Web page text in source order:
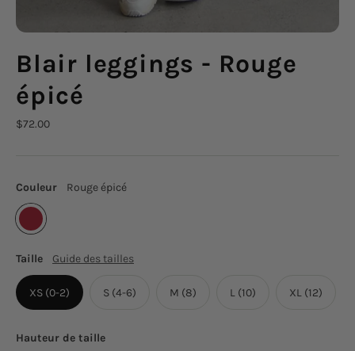
Blair leggings - Rouge
épicé
$72.00Prix
Couleur Rouge épicé
Taille Guide des tailles
XS (0-2) S (4-6) M (8) L (10) XL (12)
Hauteur de taille